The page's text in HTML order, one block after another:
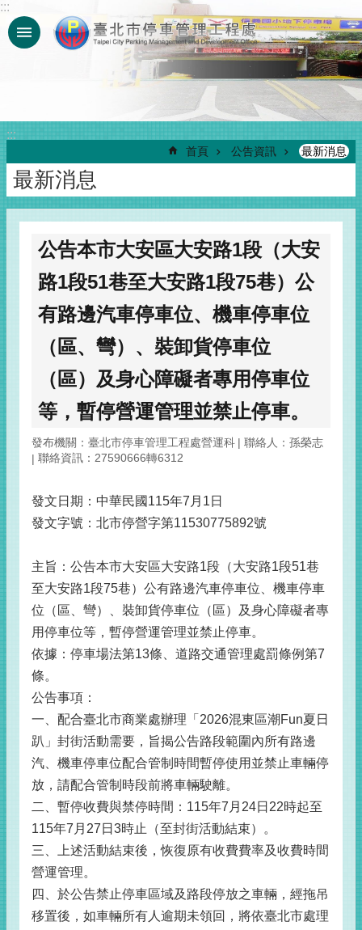
跳到主要內容區塊
:::
:::
首頁 公告資訊 最新消息
最新消息
公告本市大安區大安路1段（大安
路1段51巷至大安路1段75巷）公
有路邊汽車停車位、機車停車位
（區、彎）、裝卸貨停車位
（區）及身心障礙者專用停車位
等，暫停營運管理並禁止停車。
發布機關：臺北市停車管理工程處營運科
聯絡人：孫榮志
聯絡資訊：27590666轉6312
發文日期：中華民國115年7月1日
發文字號：北市停營字第11530775892號
主旨：公告本市大安區大安路1段（大安路1段51巷
至大安路1段75巷）公有路邊汽車停車位、機車停車
位（區、彎）、裝卸貨停車位（區）及身心障礙者專
用停車位等，暫停營運管理並禁止停車。
依據：停車場法第13條、道路交通管理處罰條例第7
條。
公告事項：
一、配合臺北市商業處辦理「2026混東區潮Fun夏日
趴」封街活動需要，旨揭公告路段範圍內所有路邊
汽、機車停車位配合管制時間暫停使用並禁止車輛停
放，請配合管制時段前將車輛駛離。
二、暫停收費與禁停時間：115年7月24日22時起至
115年7月27日3時止（至封街活動結束）。
三、上述活動結束後，恢復原有收費費率及收費時間
營運管理。
四、於公告禁止停車區域及路段停放之車輛，經拖吊
移置後，如車輛所有人逾期未領回，將依臺北市處理